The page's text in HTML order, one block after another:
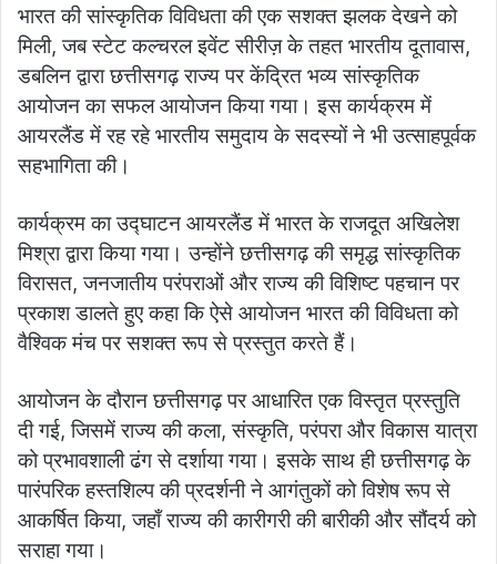
भारत की सांस्कृतिक विविधता की एक सशक्त झलक देखने को
मिली, जब स्टेट कल्चरल इवेंट सीरीज़ के तहत भारतीय दूतावास,
डबलिन द्वारा छत्तीसगढ़ राज्य पर केंद्रित भव्य सांस्कृतिक
आयोजन का सफल आयोजन किया गया। इस कार्यक्रम में
आयरलैंड में रह रहे भारतीय समुदाय के सदस्यों ने भी उत्साहपूर्वक
सहभागिता की।
कार्यक्रम का उद्घाटन आयरलैंड में भारत के राजदूत अखिलेश
मिश्रा द्वारा किया गया। उन्होंने छत्तीसगढ़ की समृद्ध सांस्कृतिक
विरासत, जनजातीय परंपराओं और राज्य की विशिष्ट पहचान पर
प्रकाश डालते हुए कहा कि ऐसे आयोजन भारत की विविधता को
वैश्विक मंच पर सशक्त रूप से प्रस्तुत करते हैं।
आयोजन के दौरान छत्तीसगढ़ पर आधारित एक विस्तृत प्रस्तुति
दी गई, जिसमें राज्य की कला, संस्कृति, परंपरा और विकास यात्रा
को प्रभावशाली ढंग से दर्शाया गया। इसके साथ ही छत्तीसगढ़ के
पारंपरिक हस्तशिल्प की प्रदर्शनी ने आगंतुकों को विशेष रूप से
आकर्षित किया, जहाँ राज्य की कारीगरी की बारीकी और सौंदर्य को
सराहा गया।